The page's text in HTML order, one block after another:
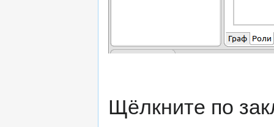
Щёлкните по